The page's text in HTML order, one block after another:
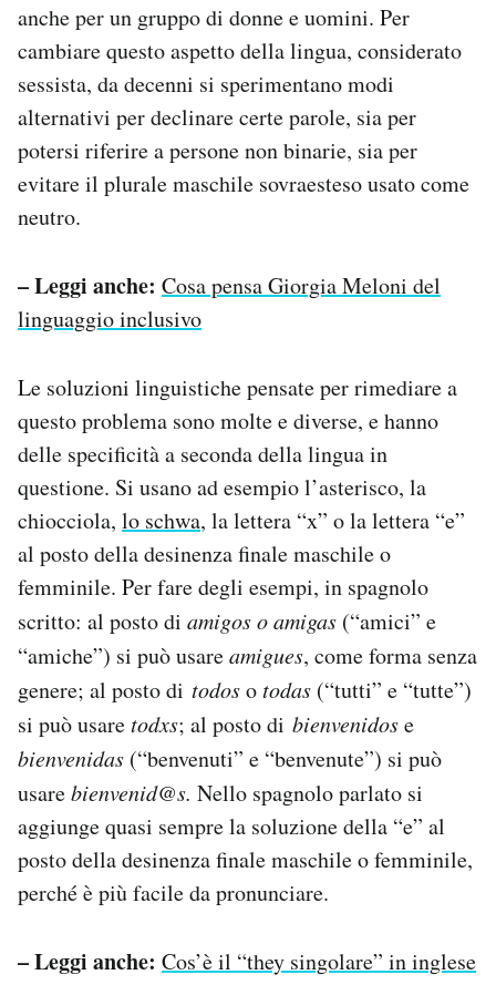
anche per un gruppo di donne e uomini. Per
cambiare questo aspetto della lingua, considerato
sessista, da decenni si sperimentano modi
alternativi per declinare certe parole, sia per
potersi riferire a persone non binarie, sia per
evitare il plurale maschile sovraesteso usato come
neutro.
– Leggi anche: Cosa pensa Giorgia Meloni del
linguaggio inclusivo
Le soluzioni linguistiche pensate per rimediare a
questo problema sono molte e diverse, e hanno
delle specificità a seconda della lingua in
questione. Si usano ad esempio l’asterisco, la
chiocciola, lo schwa, la lettera “x” o la lettera “e”
al posto della desinenza finale maschile o
femminile. Per fare degli esempi, in spagnolo
scritto: al posto di amigos o amigas (“amici” e
“amiche”) si può usareamigues, come forma senza
genere; al posto di todosotodas (“tutti” e “tutte”)
si può usaretodxs; al posto di bienvenidose
bienvenidas (“benvenuti” e “benvenute”) si può
usarebienvenid@s. Nello spagnolo parlato si
aggiunge quasi sempre la soluzione della “e” al
posto della desinenza finale maschile o femminile,
perché è più facile da pronunciare.
– Leggi anche: Cos’è il “they singolare” in inglese